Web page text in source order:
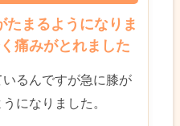
たまるようになりま
痛みがとれました
るんですが急に膝が
になりました。